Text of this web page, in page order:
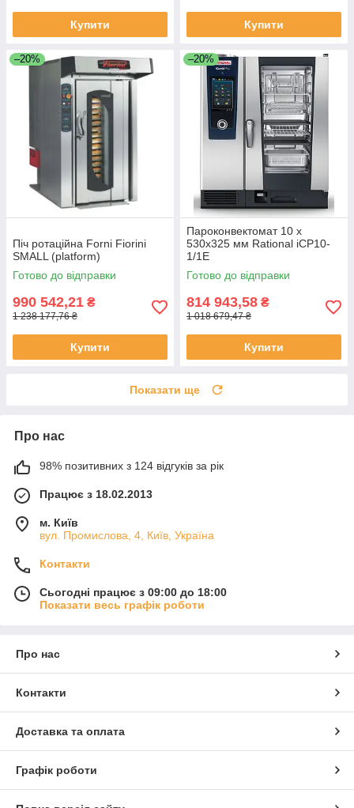
Купити Купити
–20%
Піч ротаційна Forni Fiorini
SMALL (platform)
Готово до відправки
990 542,21 ₴
1 238 177,76 ₴
Купити
–20%
Пароконвектомат 10 х
530х325 мм Rational iCP10-
1/1E
Готово до відправки
814 943,58 ₴
1 018 679,47 ₴
Купити
Показати ще
Про нас
98% позитивних з 124 відгуків за рік
Працює з 18.02.2013
м. Київ
вул. Промислова, 4, Київ, Україна
Контакти
Сьогодні працює з 09:00 до 18:00
Показати весь графік роботи
Про нас
Контакти
Доставка та оплата
Графік роботи